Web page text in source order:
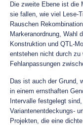
Die zweite Ebene ist die
sie fallen, wie viel Lese-
Rauschen
Markeranordnung, Wahl
Konstruktion und QTL-
entstehen nicht durch zu
Fehlanpassungen
Das ist auch der Grund,
in einem ernsthaften
Intervalle festgelegt
Variantenentdeckungs-
Projekten, die eine